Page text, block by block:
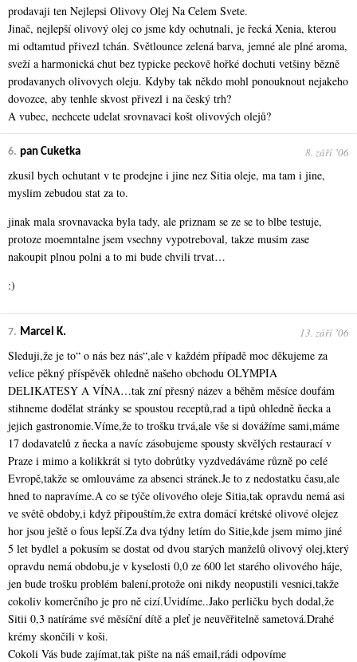
prodavaji ten Nejlepsi Olivovy Olej Na Celem Svete.
Jinač, nejlepší olivový olej co jsme kdy ochutnali, je řecká Xenia, kterou
mi odtamtud přivezl tchán. Světlounce zelená barva, jemné ale plné aroma,
sveží a harmonická chut bez typicke peckově hořké dochuti vetšiny bězně
prodavanych olivovych oleju. Kdyby tak někdo mohl ponouknout nejakeho
dovozce, aby tenhle skvost přivezl i na český trh?
A vubec, nechcete udelat srovnavaci košt olivových olejů?
6. pan Cuketka 8. září ʼ06
zkusil bych ochutant v te prodejne i jine nez Sitia oleje, ma tam i jine,
myslim zebudou stat za to.
jinak mala srovnavacka byla tady, ale priznam se ze se to blbe testuje,
protoze moemntalne jsem vsechny vypotreboval, takze musim zase
nakoupit plnou polni a to mi bude chvili trvat…
:)
7. Marcel K. 13. září ʼ06
Sleduji,že je to“ o nás bez nás“,ale v každém případě moc děkujeme za
velice pěkný příspěvěk ohledně našeho obchodu OLYMPIA
DELIKATESY A VÍNA…tak zní přesný název a běhěm měsíce doufám
stihneme dodělat stránky se spoustou receptů,rad a tipů ohledně ňecka a
jejich gastronomie.Víme,že to trošku trvá,ale vše si dovážíme sami,máme
17 dodavatelů z ňecka a navíc zásobujeme spousty skvělých restaurací v
Praze i mimo a kolikkrát si tyto dobrůtky vyzdvedáváme různě po celé
Evropě,takže se omlouváme za absenci stránek.Je to z nedostatku času,ale
hned to napravíme.A co se týče olivového oleje Sitia,tak opravdu nemá asi
ve světě obdoby,i když připouštím,že extra domácí krétské olivové olejez
hor jsou ještě o fous lepší.Za dva týdny letím do Sitie,kde jsem mimo jiné
5 let bydlel a pokusím se dostat od dvou starých manželů olivový olej,který
opravdu nemá obdobu,je v kyselosti 0,0 ze 600 let starého olivového háje,
jen bude trošku problém balení,protože oni nikdy neopustili vesnici,takže
cokoliv komerčního je pro ně cizí.Uvidíme..Jako perličku bych dodal,že
Sitii 0,3 natíráme své měsíční dítě a pleť je neuvěřitelně sametová.Drahé
krémy skončili v koši.
Cokoli Vás bude zajímat,tak pište na náš email,rádi odpovíme